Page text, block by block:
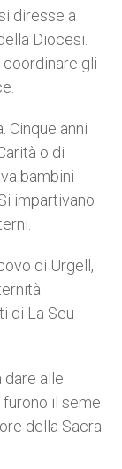
diresse a
Diocesi.
coordinare gli
Cinque anni
o di
bambini
impartivano
di Urgell,
di La Seu
dare alle
il seme
della Sacra